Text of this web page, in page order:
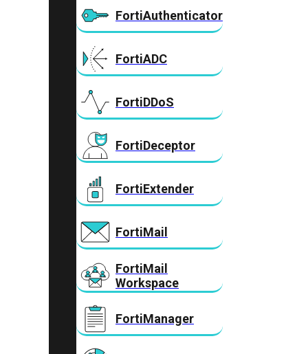
FortiAuthenticator
FortiADC
FortiDDoS
FortiDeceptor
FortiExtender
FortiMail
FortiMail
Workspace
FortiManager